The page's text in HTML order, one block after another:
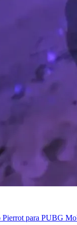
Pierrot para PUBG